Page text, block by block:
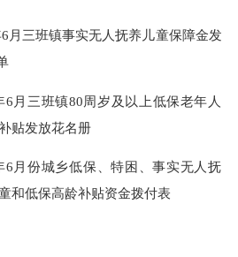
6 月 三班镇事实无人抚养儿童保障金发
6 月 三班镇80周岁及以上低保老年人
贴发放花名册
6 月份城乡低保、特困、事实无人抚
和低保高龄补贴资金拨付表